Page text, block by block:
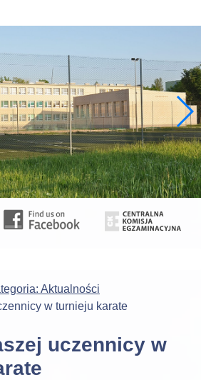
Aktualności
w turnieju karate
uczennicy w